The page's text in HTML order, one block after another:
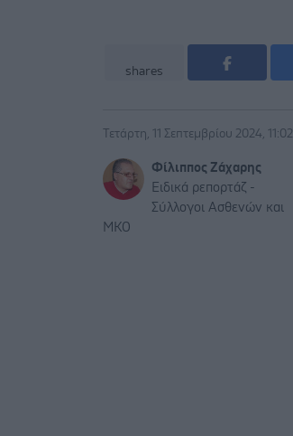
shares
Τετάρτη, 11 Σεπτεμβρίου 2024, 11:02
Φίλιππος Ζάχαρης
Ειδικά ρεπορτάζ -
Σύλλογοι Ασθενών και
ΜΚΟ